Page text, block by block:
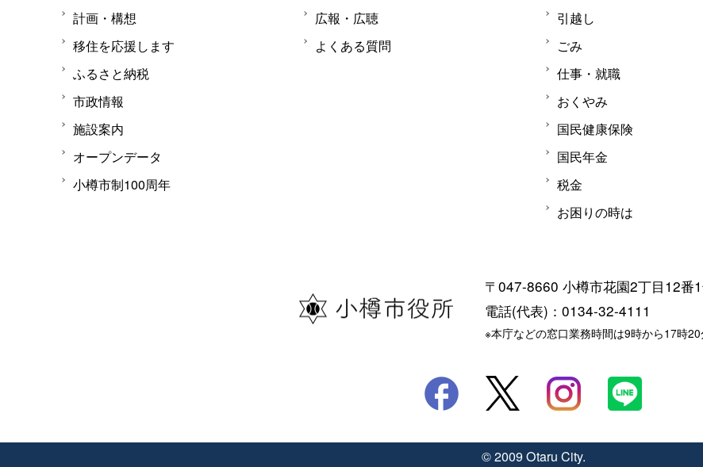
計画・構想
移住を応援します
ふるさと納税
市政情報
施設案内
オープンデータ
小樽市制100周年
広報・広聴
よくある質問
引越し
ごみ
仕事・就職
おくやみ
国民健康保険
国民年金
税金
お困りの時は
〒047-8660 小樽市花園2丁目12番
電話(代表)：0134-32-4111
※本庁などの窓口業務時間は9時から17時20
© 2009 Otaru City.